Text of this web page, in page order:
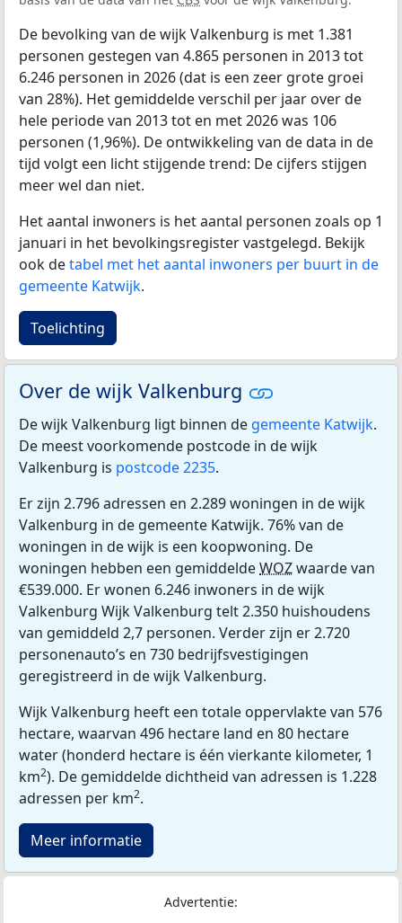
De bevolking van de wijk Valkenburg is met 1.381
personen gestegen van 4.865 personen in 2013 tot
6.246 personen in 2026 (dat is een zeer grote groei
van 28%). Het gemiddelde verschil per jaar over de
hele periode van 2013 tot en met 2026 was 106
personen (1,96%). De ontwikkeling van de data in de
tijd volgt een licht stijgende trend: De cijfers stijgen
meer wel dan niet.
Het aantal inwoners is het aantal personen zoals op 1
januari in het bevolkingsregister vastgelegd. Bekijk
ook detabel met het aantal inwoners per buurt in de
gemeente Katwijk.
Toelichting
Over de wijk Valkenburg
De wijk Valkenburg ligt binnen de gemeente Katwijk.
De meest voorkomende postcode in de wijk
Valkenburg is postcode 2235.
Er zijn 2.796 adressen en 2.289 woningen in de wijk
Valkenburg in de gemeente Katwijk. 76% van de
woningen in de wijk is een koopwoning. De
woningen hebben een gemiddeldeWOZwaarde van
€539.000. Er wonen 6.246 inwoners in de wijk
Valkenburg Wijk Valkenburg telt 2.350 huishoudens
van gemiddeld 2,7 personen. Verder zijn er 2.720
personenauto’s en 730 bedrijfsvestigingen
geregistreerd in de wijk Valkenburg.
Wijk Valkenburg heeft een totale oppervlakte van 576
hectare, waarvan 496 hectare land en 80 hectare
water (honderd hectare is één vierkante kilometer, 1
km2). De gemiddelde dichtheid van adressen is 1.228
adressen per km2.
Meer informatie
Advertentie: